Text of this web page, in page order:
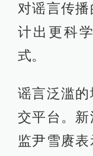
对谣言传
计出更科
式。
谣言泛滥
交平台。
监尹雪赓